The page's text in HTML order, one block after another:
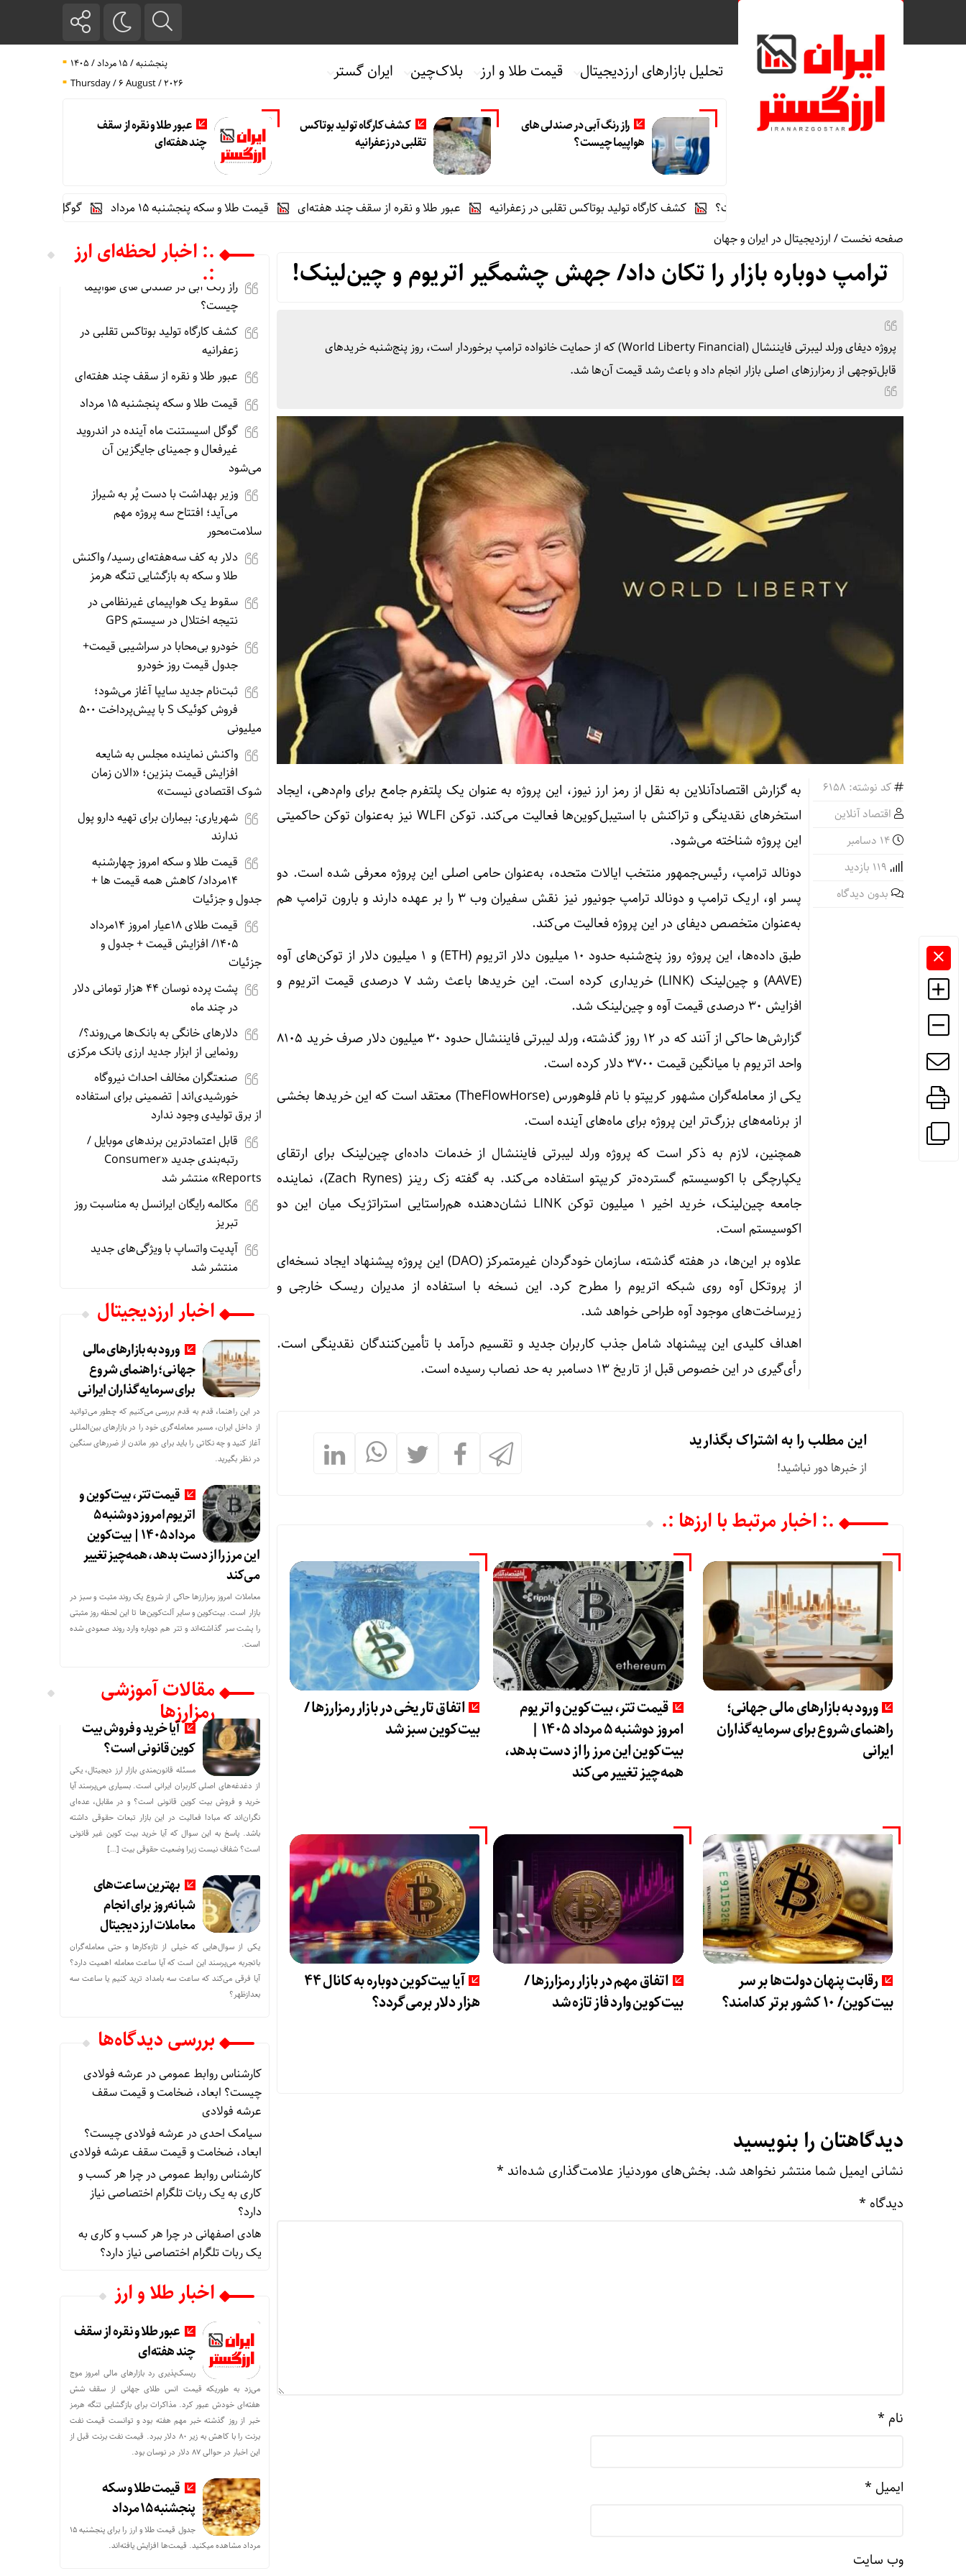
تحلیل بازارهای ارزدیجیتال قیمت طلا و ارز بلاک‌چین ایران گستر
پنجشنبه / ۱۵ مرداد / ۱۴۰۵
Thursday / 6 August / 2026
راز رنگ آبی در صندلی های
هواپیما چیست؟
کشف کارگاه تولید بوتاکس
تقلبی در زعفرانیه
عبور طلا و نقره از سقف
چند هفته‌ای
کشف کارگاه تولید بوتاکس تقلبی در زعفرانیه عبور طلا و نقره از سقف چند هفته‌ای قیمت طلا و سکه پنجشنبه 15 مرداد
گوگل اسیستنت ماه آینده
صفحه نخست/ارزدیجیتال در ایران و جهان
ترامپ دوباره بازار را تکان داد/ جهش چشمگیر اتریوم و چین‌لینک!
پروژه دیفای ورلد لیبرتی فایننشال (World Liberty Financial) که از حمایت خانواده ترامپ برخوردار است، روز پنج‌شنبه خریدهای
قابل‌توجهی از رمزارزهای اصلی بازار انجام داد و باعث رشد قیمت آن‌ها شد.
کد نوشته: 6158
اقتصاد آنلاین
بدون دیدگاه
به گزارش اقتصادآنلاین به نقل از رمز ارز نیوز، این پروژه به عنوان یک پلتفرم جامع برای وام‌دهی، ایجاد
استخرهای نقدینگی و تراکنش با استیبل‌کوین‌ها فعالیت می‌کند. توکن WLFI نیز به‌عنوان توکن حاکمیتی
این پروژه شناخته می‌شود.
دونالد ترامپ، رئیس‌جمهور منتخب ایالات متحده، به‌عنوان حامی اصلی این پروژه معرفی شده است. دو
پسر او، اریک ترامپ و دونالد ترامپ جونیور نیز نقش سفیران وب ۳ را بر عهده دارند و بارون ترامپ هم
به‌عنوان متخصص دیفای در این پروژه فعالیت می‌کند.
طبق داده‌ها، این پروژه روز پنج‌شنبه حدود ۱۰ میلیون دلار اتریوم (ETH) و ۱ میلیون دلار از توکن‌های آوه
(AAVE) و چین‌لینک (LINK) خریداری کرده است. این خریدها باعث رشد ۷ درصدی قیمت اتریوم و
افزایش ۳۰ درصدی قیمت آوه و چین‌لینک شد.
گزارش‌ها حاکی از آنند که در ۱۲ روز گذشته، ورلد لیبرتی فایننشال حدود ۳۰ میلیون دلار صرف خرید ۸۱۰۵
واحد اتریوم با میانگین قیمت ۳۷۰۰ دلار کرده است.
یکی از معامله‌گران مشهور کریپتو با نام فلوهورس (TheFlowHorse) معتقد است که این خریدها بخشی
از برنامه‌های بزرگ‌تر این پروژه برای ماه‌های آینده است.
همچنین، لازم به ذکر است که پروژه ورلد لیبرتی فایننشال از خدمات داده‌ای چین‌لینک برای ارتقای
یکپارچگی با اکوسیستم گسترده‌تر کریپتو استفاده می‌کند. به گفته زک رینز (Zach Rynes)، نماینده
جامعه چین‌لینک، خرید اخیر ۱ میلیون توکن LINK نشان‌دهنده هم‌راستایی استراتژیک میان این دو
اکوسیستم است.
علاوه بر این‌ها، در هفته گذشته، سازمان خودگردان غیرمتمرکز (DAO) این پروژه پیشنهاد ایجاد نسخه‌ای
از پروتکل آوه روی شبکه اتریوم را مطرح کرد. این نسخه با استفاده از مدیران ریسک خارجی و
زیرساخت‌های موجود آوه طراحی خواهد شد.
اهداف کلیدی این پیشنهاد شامل جذب کاربران جدید و تقسیم درآمد با تأمین‌کنندگان نقدینگی است.
رأی‌گیری در این خصوص قبل از تاریخ ۱۳ دسامبر به حد نصاب رسیده است.
این مطلب را به اشتراک بگذارید
از خبرها دور نباشید!
.: اخبار مرتبط با ارزها :.
ورود به بازارهای مالی جهانی؛
راهنمای شروع برای سرمایه‌گذاران
ایرانی
قیمت تتر، بیت‌کوین و اتریوم
امروز دوشنبه ۵ مرداد ۱۴۰۵ |
بیت‌کوین این مرز را از دست بدهد،
همه‌چیز تغییر می‌کند
اتفاق تاریخی در بازار رمزارزها /
بیت‌کوین سبز شد
رقابت پنهان دولت‌ها بر سر
بیت‌کوین/ ۱۰ کشور برتر کدامند؟
اتفاق مهم در بازار رمزارزها /
بیت‌کوین وارد فاز تازه شد
آیا بیت‌کوین دوباره به کانال ۴۴
هزار دلار برمی‌گردد؟
دیدگاهتان را بنویسید
نشانی ایمیل شما منتشر نخواهد شد. بخش‌های موردنیاز علامت‌گذاری شده‌اند *
دیدگاه *
نام *
ایمیل *
وب‌ سایت
.: اخبار لحظه‌ای ارز
:.
راز رنگ آبی در صندلی های هواپیما
چیست؟
کشف کارگاه تولید بوتاکس تقلبی در
زعفرانیه
عبور طلا و نقره از سقف چند هفته‌ای
قیمت طلا و سکه پنجشنبه 15 مرداد
گوگل اسیستنت ماه آینده در اندروید
غیرفعال و جمینای جایگزین آن
می‌شود
وزیر بهداشت با دست پُر به شیراز
می‌آید؛ افتتاح سه پروژه مهم
سلامت‌محور
دلار به کف سه‌هفته‌ای رسید/ واکنش
طلا و سکه به بازگشایی تنگه هرمز
سقوط یک هواپیمای غیرنظامی در
نتیجه اختلال در سیستم‌ GPS
خودرو بی‌محابا در سراشیبی قیمت+
جدول قیمت روز خودرو
ثبت‌نام جدید سایپا آغاز می‌شود؛
فروش کوئیک S با پیش‌پرداخت ۵۰۰
میلیونی
واکنش نماینده مجلس به شایعه
افزایش قیمت بنزین؛ «الان زمان
شوک اقتصادی نیست»
شهریاری: بیماران برای تهیه دارو پول
ندارند
قیمت طلا و سکه امروز چهارشنبه
14مرداد/ کاهش همه قیمت ها +
جدول و جزئیات
قیمت طلای 18عیار امروز 14مرداد
1405/ افزایش قیمت + جدول و
جزئیات
پشت پرده نوسان ۴۴ هزار تومانی دلار
در چند ماه
دلارهای خانگی به بانک‌ها می‌روند؟/
رونمایی از ابزار جدید ارزی بانک مرکزی
صنعتگران مخالف احداث نیروگاه
خورشیدی‌اند| تضمینی برای استفاده
از برق تولیدی وجود ندارد
قابل اعتمادترین برندهای موبایل /
رتبه‌بندی جدید «Consumer
Reports» منتشر شد
مکالمه رایگان ایرانسل به مناسبت روز
تبریز
آپدیت‌ واتساپ با ویژگی‌های جدید
منتشر شد
اخبار ارزدیجیتال
ورود به بازارهای مالی
جهانی؛ راهنمای شروع
برای سرمایه‌گذاران ایرانی
در این راهنما، قدم به قدم بررسی می‌کنیم که چطور می‌توانید
از داخل ایران، مسیر معامله‌گری خود را در بازارهای بین‌المللی
آغاز کنید و چه نکاتی را باید برای دور ماندن از ضررهای سنگین
در نظر بگیرید.
قیمت تتر، بیت‌کوین و
اتریوم امروز دوشنبه ۵
مرداد ۱۴۰۵ | بیت‌کوین
این مرز را از دست بدهد، همه‌چیز تغییر
می‌کند
معاملات امروز رمزارز‌ها حاکی از شروع یک روند مثبت و سبز در
بازار است. بیت‌کوین و سایر آلت‌کوین‌ها تا این لحظه روز مثبتی
را پشت سر گذاشته‌اند و تتر هم دوباره وارد روند صعودی شده
است.
مقالات آموزشی
رمزارزهاآیا خرید و فروش بیت
کوین قانونی است؟
مسئله قانون‌مندی بازار ارز دیجیتال، یکی
از دغدغه‌های اصلی کاربران ایرانی است. بسیاری می‌پرسند آیا
خرید و فروش بیت کوین قانونی است؟ و در مقابل، عده‌ای
نگران‌اند که مبادا فعالیت در این بازار تبعات حقوقی داشته
باشد. پاسخ به این سوال که آیا خرید بیت کوین غیر قانونی
است؟ شفاف نیست زیرا وضعیت حقوقی بیت‌ […]
بهترین ساعت‌های
شبانه‌روز برای انجام
معاملات ارز دیجیتال
یکی از سوال‌هایی که خیلی از تازه‌کارها و حتی معامله‌گران
باتجربه می‌پرسند این است که آیا ساعت معامله اهمیت دارد؟
آیا فرقی می‌کند که ساعت سه بامداد ترید کنیم یا ساعت سه
بعدازظهر؟
بررسی دیدگاه‌ها
کارشناس روابط عمومیدر عرشه فولادی
چیست؟ ابعاد، ضخامت و قیمت سقف
عرشه فولادی
سیامک احدیدر عرشه فولادی چیست؟
ابعاد، ضخامت و قیمت سقف عرشه فولادی
کارشناس روابط عمومیدرچرا هر کسب‌ و
کاری به یک ربات تلگرام اختصاصی نیاز
دارد؟
هادی اصفهانیدرچرا هر کسب‌ و کاری به
یک ربات تلگرام اختصاصی نیاز دارد؟
اخبار طلا و ارز
عبور طلا و نقره از سقف
چند هفته‌ای
ریسک‌پذیری رد بازارهای مالی امروز موج
می‌زد به طوریکه قیمت انس طلای جهانی از سقف شش
هفته‌ای خودش عبور کرد. مذاکرات برای بازگشایی تنگه هرمز
خبر از روز گذشته خبر مهم هفته بود و توانست قیمت نفت
برنت را با کاهش به زیر 80 دلار ببرد. قیمت نفت برنت قبل از
این اخبار در حوالی 87 دلار در نوسان بود.
قیمت طلا و سکه
پنجشنبه 15 مرداد
جدول قیمت طلا و ارز را برای پنجشنبه 15
مرداد مشاهده میکنید. قیمت‌ها افزایش یافته‌اند.